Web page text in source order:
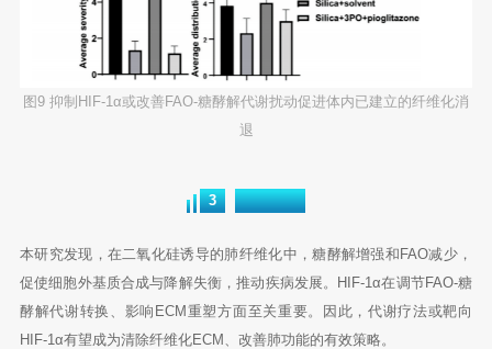
图9 抑制HIF-1α或改善FAO-糖酵解代谢扰动促进体内已建立的纤维化消
退
3 研究结论
本研究发现，在二氧化硅诱导的肺纤维化中，糖酵解增强和FAO减少，
促使细胞外基质合成与降解失衡，推动疾病发展。HIF-1α在调节FAO-糖
酵解代谢转换、影响ECM重塑方面至关重要。因此，代谢疗法或靶向
HIF-1α有望成为清除纤维化ECM、改善肺功能的有效策略。